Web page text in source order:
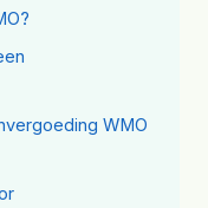
WMO